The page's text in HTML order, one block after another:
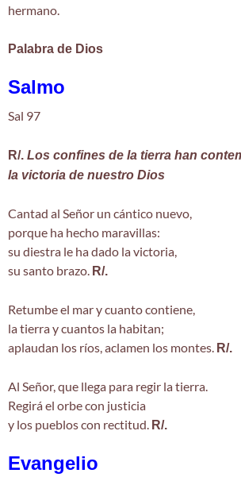
hermano.
Palabra de Dios
Salmo
Sal 97
R/. Los confines de la tierra han
la victoria de nuestro Dios
Cantad al Señor un cántico nuevo,
porque ha hecho maravillas:
su diestra le ha dado la victoria,
su santo brazo. R/.
Retumbe el mar y cuanto contiene,
la tierra y cuantos la habitan;
aplaudan los ríos, aclamen los montes. R/.
Al Señor, que llega para regir la tierra.
Regirá el orbe con justicia
y los pueblos con rectitud. R/.
Evangelio